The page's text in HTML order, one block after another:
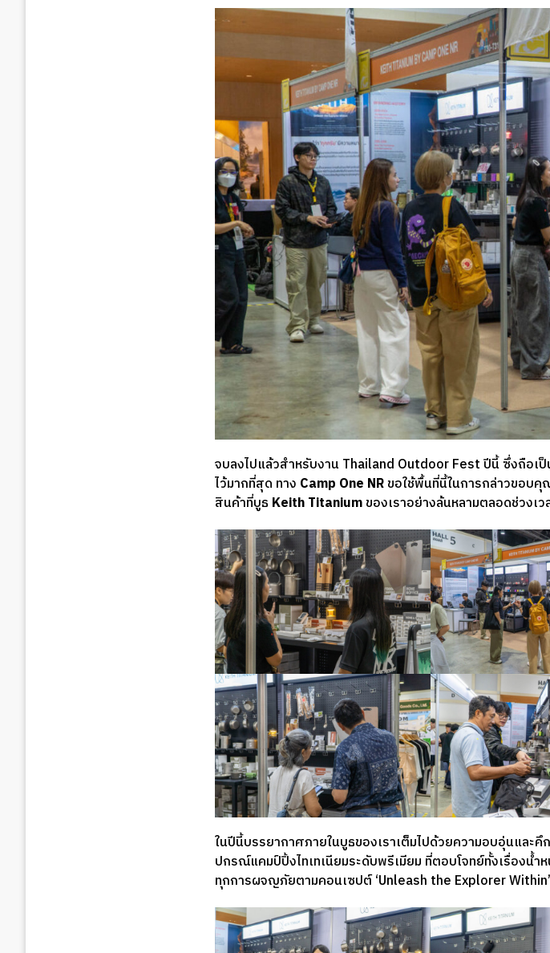
จบลงไปแล้วสำหรับงาน Thailand Outdoor Fest ปีนี้ ซึ่งถือเ
ไว้มากที่สุด ทาง Camp One NRขอใช้พื้นที่นี้ในการกล่าวขอบคุ
สินค้าที่บูธ Keith Titaniumของเราอย่างล้นหลามตลอดช่วงเ
ในปีนี้บรรยากาศภายในบูธของเราเต็มไปด้วยความอบอุ่นและ
ปกรณ์แคมป์ปิ้งไทเทเนียมระดับพรีเมียม ที่ตอบโจทย์ทั้งเรื่องน้
ทุกการผจญภัยตามคอนเซปต์ ‘Unleash the Explorer Within’